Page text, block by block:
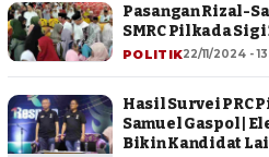
Pasangan Rizal-
SMRC Pilkada Sigi
POLITIK22/11/2024 -
Hasil Survei PRC
Samuel Gaspol |
Bikin Kandidat